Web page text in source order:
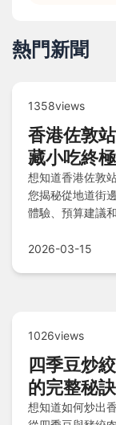
熱門新聞
1358views
香港佐敦
藏小吃終
想知道香港佐敦
您揭秘從地道街
體驗、預算建議
2026-03-15
1026views
四季豆炒
的完整秘
想知道如何炒出